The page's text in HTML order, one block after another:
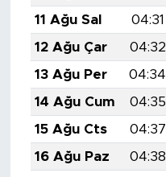
11 Ağu Sal
04:31
12 Ağu Çar
04:32
13 Ağu Per
04:34
14 Ağu Cum
04:35
15 Ağu Cts
04:37
16 Ağu Paz
04:38